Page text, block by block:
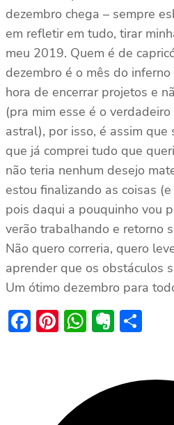
dezembro chega – sempre
em refletir em tudo, tirar
meu 2019. Quem é de
dezembro é o mês do
hora de encerrar projetos e
(pra mim esse é o
astral), por isso, é assim que
que já comprei tudo que
não teria nenhum desejo
estou finalizando as coisas
pois daqui a pouquinho vou
verão trabalhando e retorno
Não quero correria, quero
aprender que os obstáculos
Um ótimo dezembro para
Facebook
Pinterest